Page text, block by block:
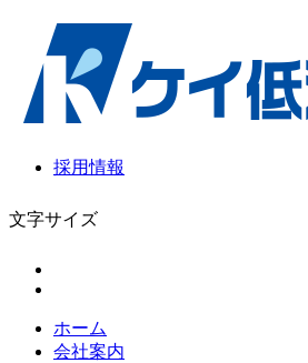
採用情報
文字サイズ
ホーム
会社案内